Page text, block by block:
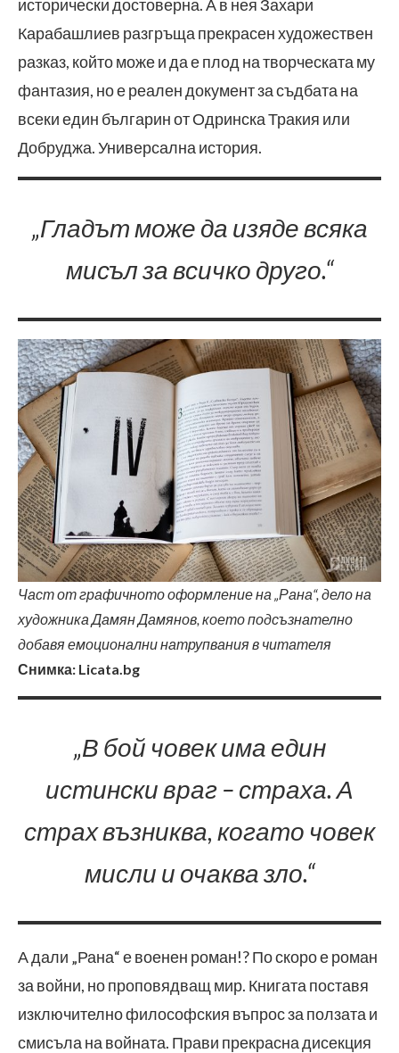
исторически достоверна. А в нея Захари
Карабашлиев разгръща прекрасен художествен
разказ, който може и да е плод на творческата му
фантазия, но е реален документ за съдбата на
всеки един българин от Одринска Тракия или
Добруджа. Универсална история.
„Гладът може да изяде всяка
мисъл за всичко друго.“
Част от графичното оформление на „Рана“, дело на
художника Дамян Дамянов, което подсъзнателно
добавя емоционални натрупвания в читателя
Снимка: Licata.bg
„В бой човек има един
истински враг – страха. А
страх възниква, когато човек
мисли и очаква зло.“
А дали „Рана“ е военен роман!? По скоро е роман
за войни, но проповядващ мир. Книгата поставя
изключително философския въпрос за ползата и
смисъла на войната. Прави прекрасна дисекция